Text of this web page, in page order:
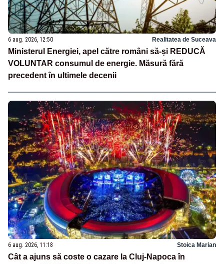
6 aug. 2026, 12:50 Realitatea de Suceava
Ministerul Energiei, apel către români să-și REDUCĂ
VOLUNTAR consumul de energie. Măsură fără
precedent în ultimele decenii
6 aug. 2026, 11:18 Stoica Marian
Cât a ajuns să coste o cazare la Cluj-Napoca în